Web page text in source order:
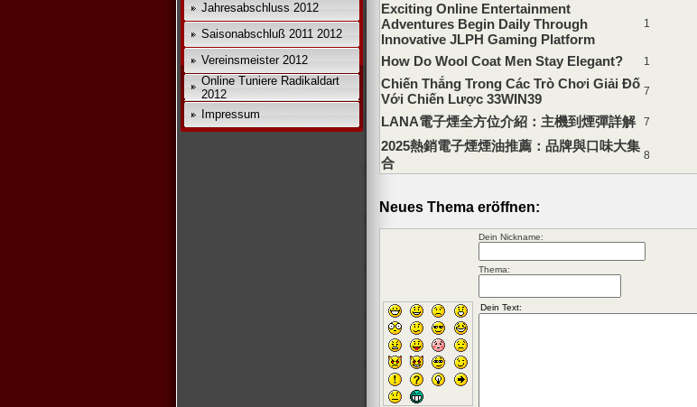
Jahresabschluss 2012
Saisonabschluß 2011 2012
Vereinsmeister 2012
Online Tuniere Radikaldart
2012
Impressum
Exciting Online Entertainment
Adventures Begin Daily Through
Innovative JLPH Gaming Platform
1
How Do Wool Coat Men Stay Elegant? 1
Chiến Thắng Trong Các Trò Chơi Giải Đố
Với Chiến Lược 33WIN39
7
LANA電子煙全方位介紹：主機到煙彈詳解 7
2025熱銷電子煙煙油推薦：品牌與口味大集
合
8
Neues Thema eröffnen:
Dein Nickname:
Thema: